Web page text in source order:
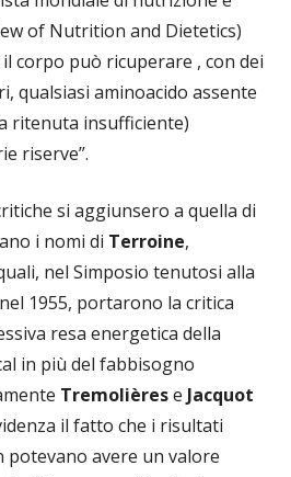
of Nutrition and Dietetics)
corpo può ricuperare , con dei
qualsiasi aminoacido assente
ritenuta insufficiente)
riserve”.
si aggiunsero a quella di
i nomi di Terroine,
nel Simposio tenutosi alla
1955, portarono la critica
resa energetica della
in più del fabbisogno
Tremolièrese Jacquot
il fatto che i risultati
potevano avere un valore